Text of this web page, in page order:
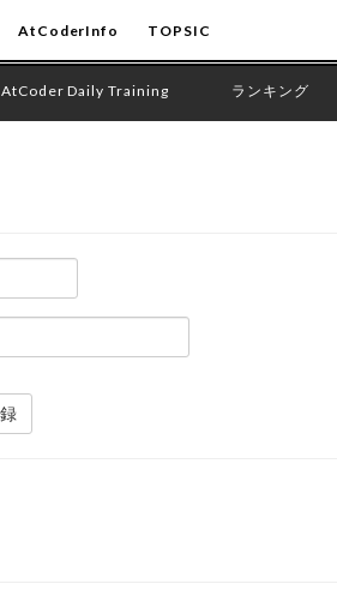
AtCoderInfo TOPSIC
AtCoder Daily Training ランキング